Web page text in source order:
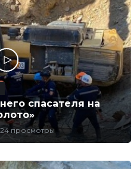
спасателя на
просмотры